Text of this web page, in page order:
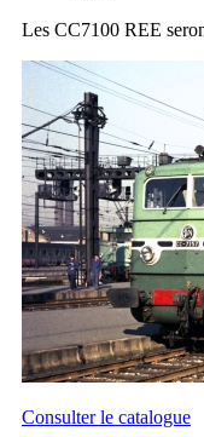
Les CC7100 REE
Consulter le catalogue